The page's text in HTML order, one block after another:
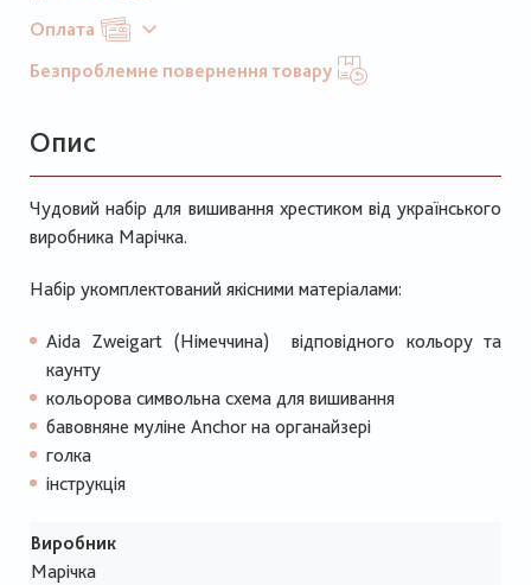
Оплата
Безпроблемне повернення товару
Опис
Чудовий набір для вишивання хрестиком від українського
виробника Марічка.
Набір укомплектований якісними матеріалами:
Aida Zweigart (Німеччина) відповідного кольору та
каунту
кольорова символьна схема для вишивання
бавовняне муліне Anchor на органайзері
голка
інструкція
Виробник
Марічка